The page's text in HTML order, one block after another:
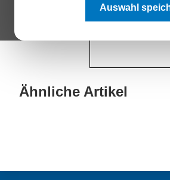
Auswahl
Ähnliche Artikel
Was Handwerksbetriebe jetzt für ihre